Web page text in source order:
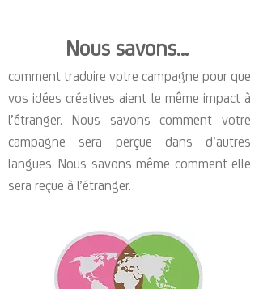
Nous savons...
comment traduire votre campagne pour que
vos idées créatives aient le même impact à
l’étranger. Nous savons comment votre
campagne sera perçue dans d’autres
langues. Nous savons même comment elle
sera reçue à l’étranger.